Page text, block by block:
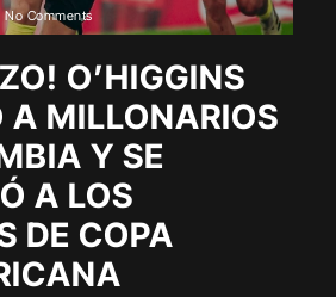
No Comments
O’HIGGINS
A MILLONARIOS
Y SE
A LOS
DE COPA